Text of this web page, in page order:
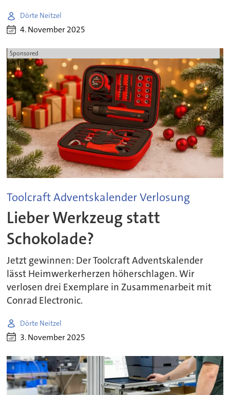
Dörte Neitzel
4. November 2025
Sponsored
Toolcraft Adventskalender Verlosung
Lieber Werkzeug statt
Schokolade?
Jetzt gewinnen: Der Toolcraft Adventskalender
lässt Heimwerkerherzen höherschlagen. Wir
verlosen drei Exemplare in Zusammenarbeit mit
Conrad Electronic.
Dörte Neitzel
3. November 2025